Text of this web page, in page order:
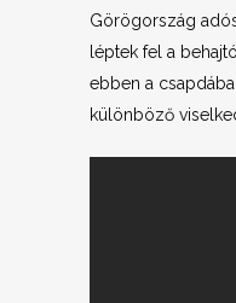
Görögország
léptek fel a
ebben a
különböző